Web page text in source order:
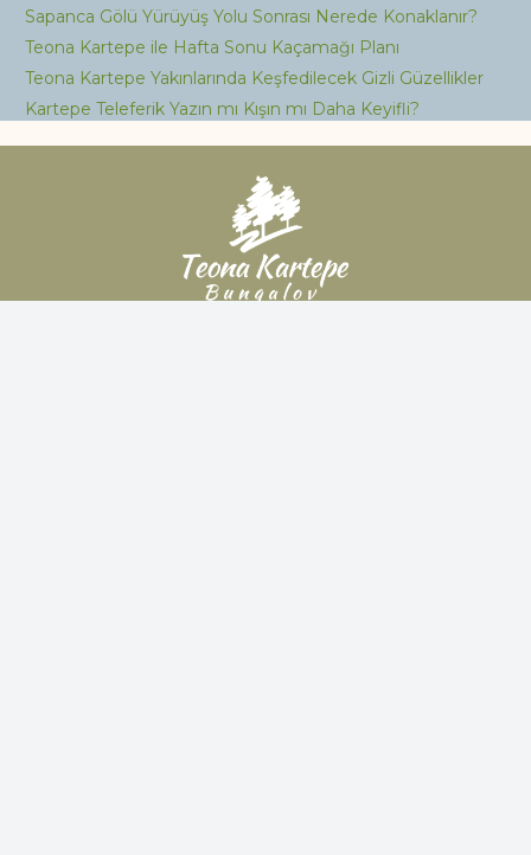
Sapanca Gölü Yürüyüş Yolu Sonrası Nerede Konaklanır?
Teona Kartepe ile Hafta Sonu Kaçamağı Planı
Teona Kartepe Yakınlarında Keşfedilecek Gizli Güzellikler
Kartepe Teleferik Yazın mı Kışın mı Daha Keyifli?